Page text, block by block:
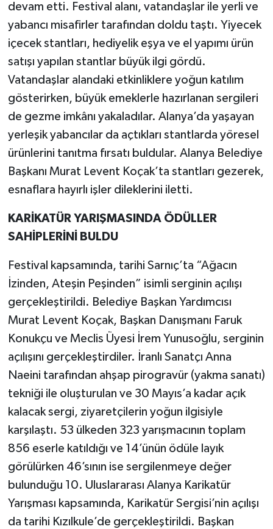
devam etti. Festival alanı, vatandaşlar ile yerli ve
yabancı misafirler tarafından doldu taştı. Yiyecek
içecek stantları, hediyelik eşya ve el yapımı ürün
satışı yapılan stantlar büyük ilgi gördü.
Vatandaşlar alandaki etkinliklere yoğun katılım
gösterirken, büyük emeklerle hazırlanan sergileri
de gezme imkânı yakaladılar. Alanya’da yaşayan
yerleşik yabancılar da açtıkları stantlarda yöresel
ürünlerini tanıtma fırsatı buldular. Alanya Belediye
Başkanı Murat Levent Koçak’ta stantları gezerek,
esnaflara hayırlı işler dileklerini iletti.
KARİKATÜR YARIŞMASINDA ÖDÜLLER
SAHİPLERİNİ BULDU
Festival kapsamında, tarihi Sarnıç’ta “Ağacın
İzinden, Ateşin Peşinden” isimli serginin açılışı
gerçekleştirildi. Belediye Başkan Yardımcısı
Murat Levent Koçak, Başkan Danışmanı Faruk
Konukçu ve Meclis Üyesi İrem Yunusoğlu, serginin
açılışını gerçekleştirdiler. İranlı Sanatçı Anna
Naeini tarafından ahşap pirogravür (yakma sanatı)
tekniği ile oluşturulan ve 30 Mayıs’a kadar açık
kalacak sergi, ziyaretçilerin yoğun ilgisiyle
karşılaştı. 53 ülkeden 323 yarışmacının toplam
856 eserle katıldığı ve 14’ünün ödüle layık
görülürken 46’sının ise sergilenmeye değer
bulunduğu 10. Uluslararası Alanya Karikatür
Yarışması kapsamında, Karikatür Sergisi’nin açılışı
da tarihi Kızılkule’de gerçekleştirildi. Başkan